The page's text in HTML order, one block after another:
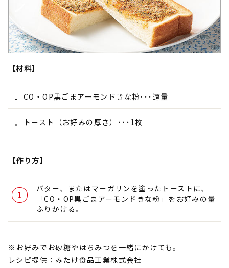
【材料】
CO・OP黒ごまアーモンドきな粉･･･適量
トースト（お好みの厚さ）･･･1枚
【作り方】
バター、またはマーガリンを塗ったトーストに、
「CO・OP黒ごまアーモンドきな粉」をお好みの量
ふりかける。
※お好みでお砂糖やはちみつを一緒にかけても。
レシピ提供：みたけ食品工業株式会社